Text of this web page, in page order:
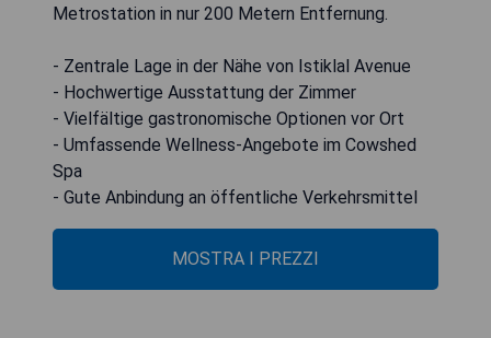
Metrostation in nur 200 Metern Entfernung.
- Zentrale Lage in der Nähe von Istiklal Avenue
- Hochwertige Ausstattung der Zimmer
- Vielfältige gastronomische Optionen vor Ort
- Umfassende Wellness-Angebote im Cowshed
Spa
- Gute Anbindung an öffentliche Verkehrsmittel
MOSTRA I PREZZI